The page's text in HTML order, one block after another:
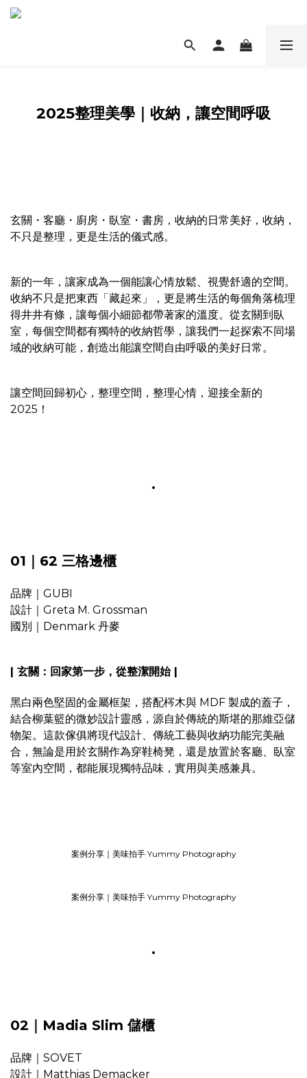
2025整理美學｜收納，讓空間呼吸
玄關・客廳・廚房・臥室・書房，收納的日常美好，收納，
不只是整理，更是生活的儀式感。
新的一年，讓家成為一個能讓心情放鬆、視覺舒適的空間。
收納不只是把東西「藏起來」，更是將生活的每個角落梳理
得井井有條，讓每個小細節都帶著家的溫度。從玄關到臥
室，每個空間都有獨特的收納哲學，讓我們一起探索不同場
域的收納可能，創造出能讓空間自由呼吸的美好日常。
讓空間回歸初心，整理空間，整理心情，迎接全新的
2025！
.
01｜62 三格邊櫃
品牌｜GUBI
設計｜Greta M. Grossman
國別｜Denmark 丹麥
| 玄關：回家第一步，從整潔開始 |
黑白兩色堅固的金屬框架，搭配梣木與 MDF 製成的蓋子，
結合柳葉籃的微妙設計靈感，源自於傳統的斯堪的那維亞儲
物架。這款傢俱將現代設計、傳統工藝與收納功能完美融
合，無論是用於玄關作為穿鞋椅凳，還是放置於客廳、臥室
等室內空間，都能展現獨特品味，實用與美感兼具。
案例分享｜美味拍手 Yummy Photography
案例分享｜美味拍手 Yummy Photography
.
02｜Madia Slim 儲櫃
品牌｜SOVET
設計｜Matthias Demacker